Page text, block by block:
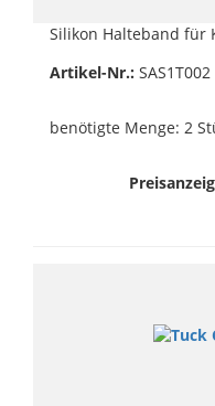
Silikon Halteband für
Artikel-Nr.: SAS1T002
benötigte Menge: 2